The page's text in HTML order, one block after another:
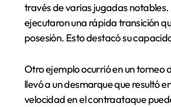
través de varias jugadas
ejecutaron una rápida transición
posesión. Esto destacó su
Otro ejemplo ocurrió en un
llevó a un desmarque que resultó
velocidad en el contraataque